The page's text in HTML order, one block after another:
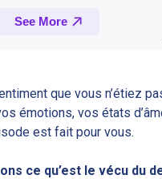
que vous n’étiez
émotions, vos états
est fait pour vous.
ce qu’est le vécu du